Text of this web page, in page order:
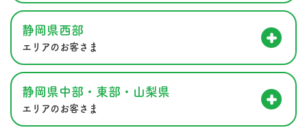
静岡県西部
エリアのお客さま
静岡県中部・東部・山梨県
エリアのお客さま